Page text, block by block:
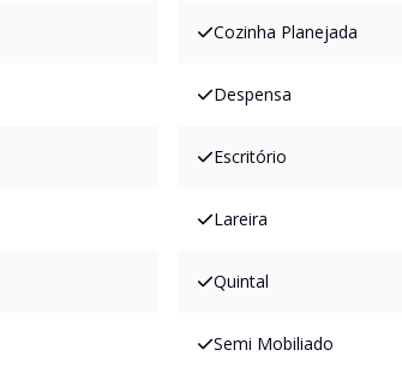
Cozinha Planejada
Despensa
Escritório
Lareira
Quintal
Semi Mobiliado